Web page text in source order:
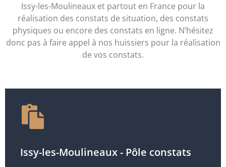
Issy-les-Moulineaux et partout en France pour la
réalisation des constats de situation, des constats
physiques ou encore des constats en ligne. N’hésitez
donc pas à faire appel à nos huissiers pour la réalisation
de vos constats.
Issy-les-Moulineaux - Pôle constats